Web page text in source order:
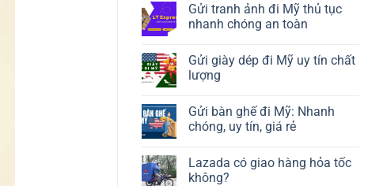
Gửi tranh ảnh đi Mỹ thủ tục
nhanh chóng an toàn
Gửi giày dép đi Mỹ uy tín chất
lượng
Gửi bàn ghế đi Mỹ: Nhanh
chóng, uy tín, giá rẻ
Lazada có giao hàng hỏa tốc
không?